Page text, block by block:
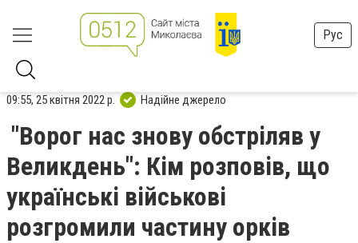
Рус
09:55, 25 квітня 2022 р. Надійне джерело
"Ворог нас знову обстріляв у
Великдень": Кім розповів, що
українські військові
розгромили частину орків